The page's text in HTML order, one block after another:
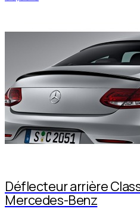
Déflecteur arrière
Mercedes-Benz